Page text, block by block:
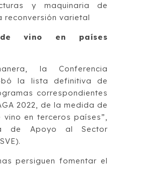
y maquinaria de
reconversión varietal
de vino en países
la Conferencia
la lista definitiva de
correspondientes
2022, de la medida de
vino en terceros países”,
de Apoyo al Sector
persiguen fomentar el